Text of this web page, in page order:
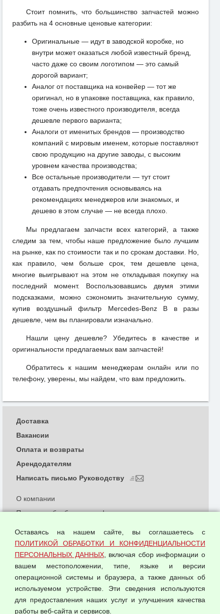
Стоит помнить, что большинство запчастей можно
разбить на 4 основные ценовые категории:
Оригинальные — идут в заводской коробке, но
внутри может оказаться любой известный бренд,
часто даже со своим логотипом — это самый
дорогой вариант;
Аналог от поставщика на конвейер — тот же
оригинал, но в упаковке поставщика, как правило,
тоже очень известного производителя, всегда
дешевле первого варианта;
Аналоги от именитых брендов — производство
компаний с мировым именем, которые поставляют
свою продукцию на другие заводы, с высоким
уровнем качества производства;
Все остальные производители — тут стоит
отдавать предпочтения основываясь на
рекомендациях менеджеров или знакомых, и
дешево в этом случае — не всегда плохо.
Мы предлагаем запчасти всех категорий, а также
следим за тем, чтобы наше предложение было лучшим
на рынке, как по стоимости так и по срокам доставки. Но,
как правило, чем больше срок, тем дешевле цена,
многие выигрывают на этом не откладывая покупку на
последний момент. Воспользовавшись двумя этими
подсказками, можно сэкономить значительную сумму,
купив воздушный фильтр Mercedes-Benz B в разы
дешевле, чем вы планировали изначально.
Нашли цену дешевле? Убедитесь в качестве и
оригинальности предлагаемых вам запчастей!
Обратитесь к нашим менеджерам онлайн или по
телефону, уверены, мы найдем, что вам предложить.
© 2026 ООО "Феникс"
О компании
Политика обработки и конфиденциальности
Согласием на обработку персональных данных
Оферта оптовой купли-продажи
Публичная оферта
Доставка
Вакансии
Оплата и возвраты
Арендодателям
Написать письмо Руководству
Оставаясь на нашем сайте, вы соглашаетесь с
ПОЛИТИКОЙ ОБРАБОТКИ И КОНФИДЕНЦИАЛЬНОСТИ
ПЕРСОНАЛЬНЫХ ДАННЫХ, включая сбор информации о
вашем местоположении, типе, языке и версии
операционной системы и браузера, а также данных об
используемом устройстве. Эти сведения используются
для предоставления наших услуг и улучшения качества
работы веб-сайта и сервисов.